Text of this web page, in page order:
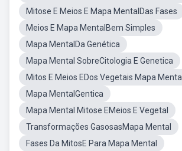
Mitose E Meios E Mapa MentalDas Fases
Meios E Mapa MentalBem Simples
Mapa MentalDa Genética
Mapa Mental SobreCitologia E Genetica
Mitos E Meios EDos Vegetais Mapa Mental
Mapa MentalGentica
Mapa Mental Mitose EMeios E Vegetal
Transformações GasosasMapa Mental
Fases Da MitosE Para Mapa Mental